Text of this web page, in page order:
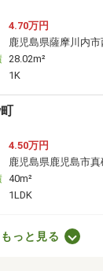
4.70万円
鹿児島県薩摩川内
28.02m²
1K
4.50万円
鹿児島県鹿児島市
40m²
1LDK
反土
もっと見る